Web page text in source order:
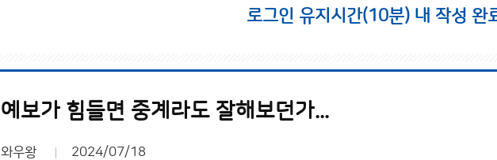
로그인 유지시간(10분) 내 작성 완
예보가 힘들면 중계라도 잘해보던가...
와우왕 2024/07/18